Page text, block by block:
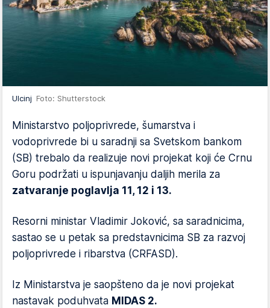
Ulcinj Foto: Shutterstock
Ministarstvo poljoprivrede, šumarstva i
vodoprivrede bi u saradnji sa Svetskom bankom
(SB) trebalo da realizuje novi projekat koji će Crnu
Goru podržati u ispunjavanju daljih merila za
zatvaranje poglavlja 11, 12 i 13.
Resorni ministar Vladimir Joković, sa saradnicima,
sastao se u petak sa predstavnicima SB za razvoj
poljoprivrede i ribarstva (CRFASD).
Iz Ministarstva je saopšteno da je novi projekat
nastavak poduhvata MIDAS 2.